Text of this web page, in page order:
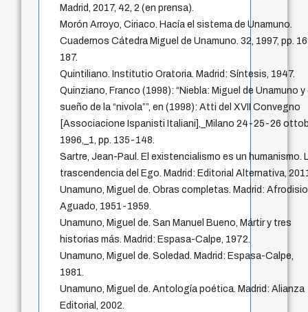
Madrid, 2017, 42, 2 (en prensa).
Morón Arroyo, Ciriaco. Hacía el sistema de Unamuno.
Cuadernos Cátedra Miguel de Unamuno. 32, 1997, pp.
187.
Quintiliano. Institutio Oratoria. Madrid: Síntesis, 1947.
Quinziano, Franco (1998): “Niebla: Miguel de Unamuno y
sueño de la “nivola””, en (1998): Atti del XVII Convegno
[Associacione Ispanisti Italiani],_Milano 24-25-26
1996,_1, pp. 135-148.
Sartre, Jean-Paul. El existencialismo es un humanismo.
trascendencia del Ego. Madrid: Editorial Alternativa,
Unamuno, Miguel de. Obras completas. Madrid: Afrodisio
Aguado, 1951-1959.
Unamuno, Miguel de. San Manuel Bueno, Mártir y tres
historias más. Madrid: Espasa-Calpe, 1972.
Unamuno, Miguel de. Soledad. Madrid: Espasa-Calpe,
1981.
Unamuno, Miguel de. Antología poética. Madrid: Alianza
Editorial, 2002.